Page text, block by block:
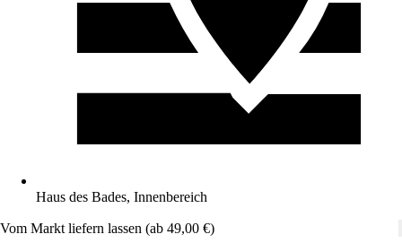
Haus des Bades, Innenbereich
Vom Markt liefern lassen (ab 49,00 €)